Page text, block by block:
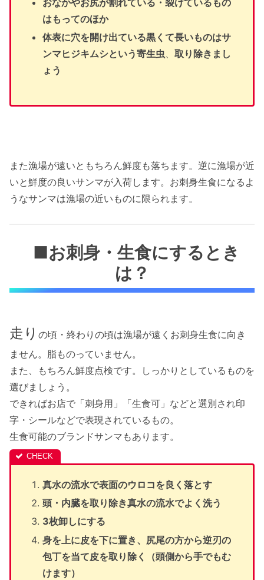
はもってのほか
体表に穴を開け出ている黒くて長いものはサ
ンマヒジキムシという寄生虫 、取り除きまし
ょう
また漁場が遠いともちろん鮮度も落ちます。逆に漁場が近
いと鮮度の良いサンマが入荷します。お刺身生食になるよ
うなサンマは漁場の近いものに限られます。
■お刺身・生食にするとき
は？
走り の頃・終わりの頃は漁場が遠くお刺身生食に向き
ません。脂ものっていません。
また、もちろん鮮度点検です。しっかりとしているものを
選びましょう。
できればお店で「刺身用」「生食可」などと選別され印
字・シールなどで表現されているもの。
生食可能のブランドサンマもあります。
真水の流水で表面のウロコを良く落とす
頭・内臓を取り除き真水の流水でよく洗う
3枚卸しにする
身を上に皮を下に置き、尻尾の方から逆刃の
包丁を当て皮を取り除く（頭側から手でもむ
けます）